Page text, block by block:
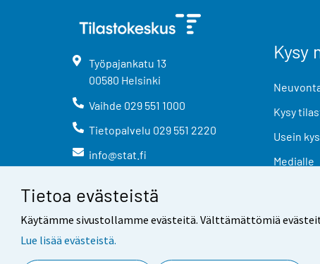
Tietoa evästeistä
Käytämme sivustollamme evästeitä. Välttämättömiä
Lue lisää evästeistä.
Työpajankatu 13
00580 Helsinki
Vaihde 029 551 1000
Tietopalvelu 029 551 2220
info@stat.fi
Kysy
Kysy
Usein
Medialle